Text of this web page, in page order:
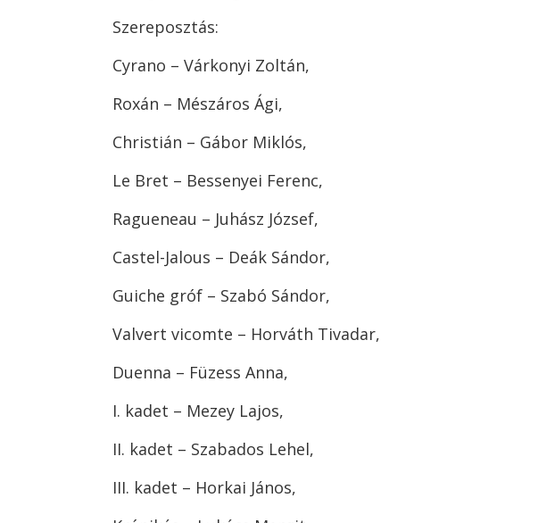
Szereposztás:
Cyrano – Várkonyi Zoltán,
Roxán – Mészáros Ági,
Christián – Gábor Miklós,
Le Bret – Bessenyei Ferenc,
Ragueneau – Juhász József,
Castel-Jalous – Deák Sándor,
Guiche gróf – Szabó Sándor,
Valvert vicomte – Horváth Tivadar,
Duenna – Füzess Anna,
I. kadet – Mezey Lajos,
II. kadet – Szabados Lehel,
III. kadet – Horkai János,